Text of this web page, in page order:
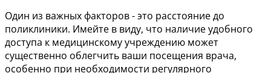
Один из важных факторов - это расстояние до
поликлиники. Имейте в виду, что наличие удобного
доступа к медицинскому учреждению может
существенно облегчить ваши посещения врача,
особенно при необходимости регулярного